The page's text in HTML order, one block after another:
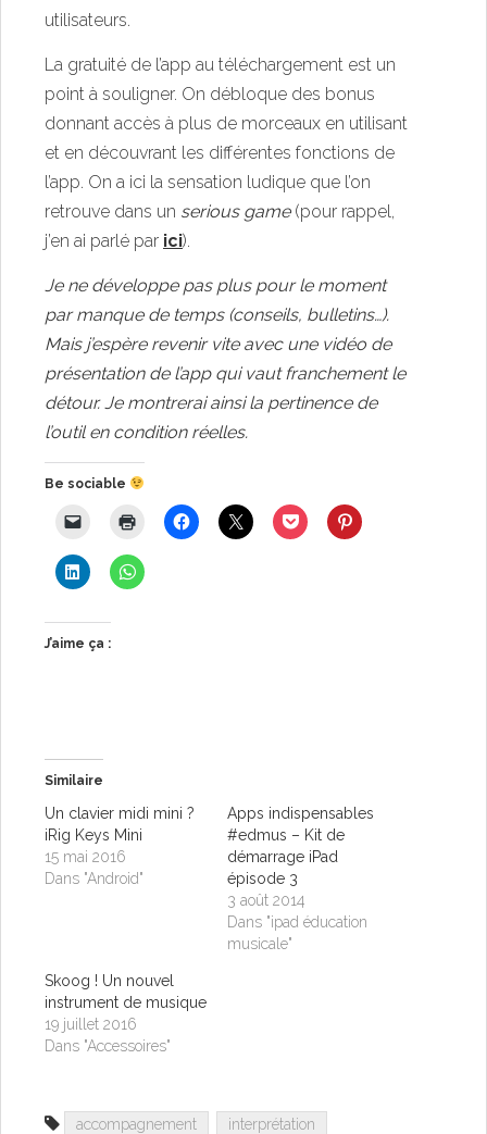
utilisateurs.
La gratuité de l’app au téléchargement est un
point à souligner. On débloque des bonus
donnant accès à plus de morceaux en utilisant
et en découvrant les différentes fonctions de
l’app. On a ici la sensation ludique que l’on
retrouve dans un serious game(pour rappel,
j’en ai parlé par ici).
Je ne développe pas plus pour le moment
par manque de temps (conseils, bulletins…).
Mais j’espère revenir vite avec une vidéo de
présentation de l’app qui vaut franchement le
détour. Je montrerai ainsi la pertinence de
l’outil en condition réelles.
Be sociable
J’aime ça :
Similaire
Un clavier midi mini ?
iRig Keys Mini
15 mai 2016
Dans "Android"
Apps indispensables
#edmus – Kit de
démarrage iPad
épisode 3
3 août 2014
Dans "ipad éducation
musicale"
Skoog ! Un nouvel
instrument de musique
19 juillet 2016
Dans "Accessoires"
accompagnement
interprétation